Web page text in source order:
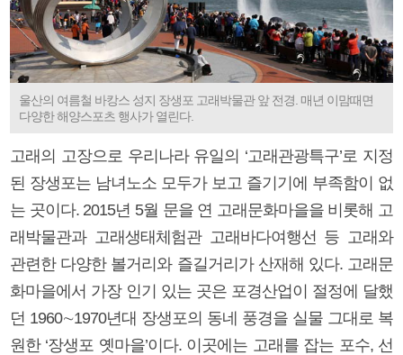
울산의 여름철 바캉스 성지 장생포 고래박물관 앞 전경. 매년 이맘때면
다양한 해양스포츠 행사가 열린다.
고래의 고장으로 우리나라 유일의 ‘고래관광특구’로 지정
된 장생포는 남녀노소 모두가 보고 즐기기에 부족함이 없
는 곳이다. 2015년 5월 문을 연 고래문화마을을 비롯해 고
래박물관과 고래생태체험관 고래바다여행선 등 고래와
관련한 다양한 볼거리와 즐길거리가 산재해 있다. 고래문
화마을에서 가장 인기 있는 곳은 포경산업이 절정에 달했
던 1960∼1970년대 장생포의 동네 풍경을 실물 그대로 복
원한 ‘장생포 옛마을’이다. 이곳에는 고래를 잡는 포수, 선